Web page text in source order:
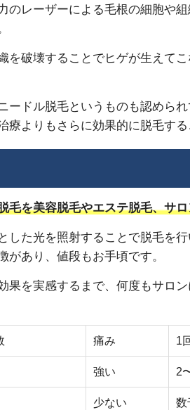
のレーザーによる毛根の細胞や
破壊することでヒゲが生えてこ
ードル脱毛というものも認めら
よりもさらに効果的に脱毛する
毛を美容脱毛やエステ脱毛、サ
した光を照射することで脱毛を
あり、値段もお手頃です。
果を実感するまで、何度もサロ
痛み 1
強い 2
少ない 数